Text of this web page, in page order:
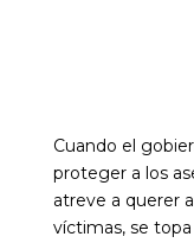
Cuando el
proteger a los
atreve a querer
víctimas, se